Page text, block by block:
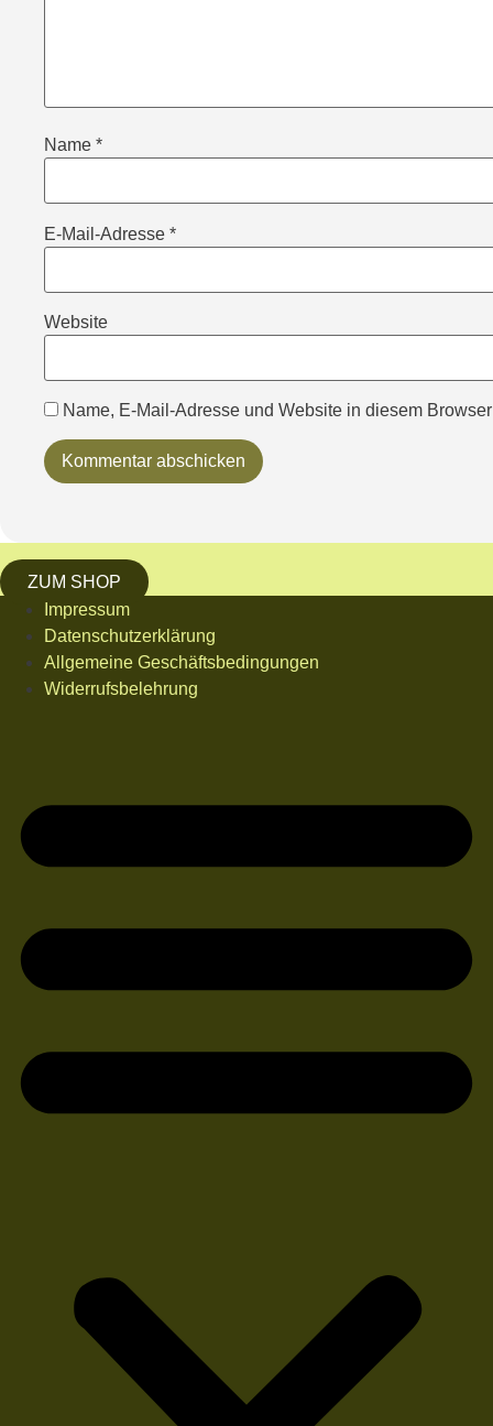
Name *
E-Mail-Adresse *
Website
Name, E-Mail-Adresse und Website in diesem
ZUM SHOP
Impressum
Datenschutzerklärung
Allgemeine Geschäftsbedingungen
Widerrufsbelehrung